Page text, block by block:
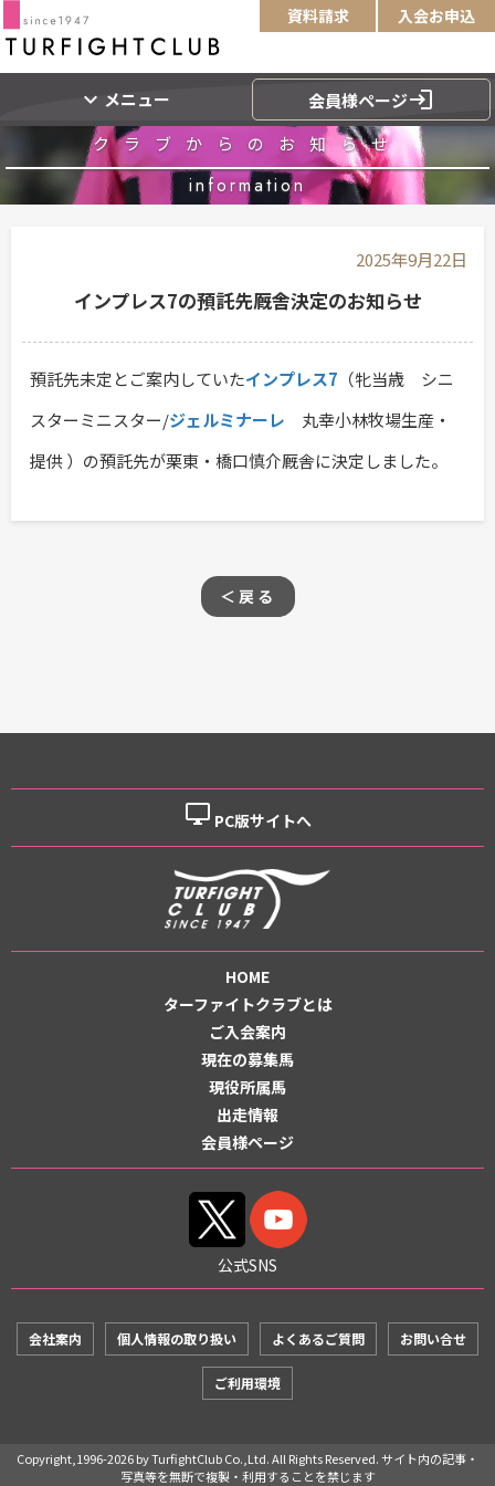
資料請求 入会お申込
expand_more メニュー 会員様ページlogin
クラブからのお知らせ
information
2025年9月22日
インプレス7の預託先厩舎決定のお知らせ
預託先未定とご案内していたインプレス7 （牝当歳 シニ
スターミニスター/ジェルミナーレ 丸幸小林牧場生産・
提供 ）の預託先が栗東・橋口慎介厩舎に決定しました。
＜戻る
desktop_windows PC版サイトへ
HOME
ターファイトクラブとは
ご入会案内
現在の募集馬
現役所属馬
出走情報
会員様ページ
公式SNS
会社案内 個人情報の取り扱い よくあるご質問 お問い合せ
ご利用環境
Copyright,1996-2026 by TurfightClub Co.,Ltd. All Rights Reserved. サイト内の記事・
写真等を無断で複製・利用することを禁じます